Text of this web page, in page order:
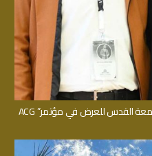
قبول خمسة أبحاث من كلية الطب في جامعة القدس للعرض في مؤتمر” ACG